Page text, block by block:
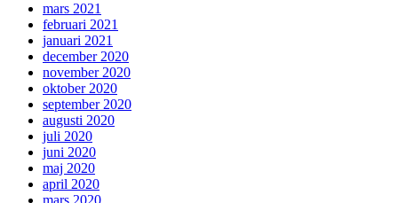
mars 2021
februari 2021
januari 2021
december 2020
november 2020
oktober 2020
september 2020
augusti 2020
juli 2020
juni 2020
maj 2020
april 2020